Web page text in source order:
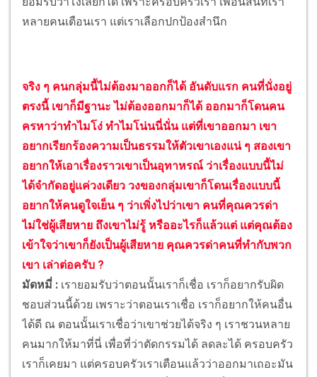
หลายคนเตือนเรา แต่เราเลือกปกป้องสำนึก
จริง ๆ คนกลุ่มนี้ไม่ต้องมาออกก็ได้ อันดับแรก คนที่นั่งอยู่
ตรงนี้ เขาก็มีฐานะ ไม่ต้องออกมาก็ได้ ออกมาก็โดนคน
ครหาว่าทำไมโง่ ทำไมโน่นนี่นั่น แต่ที่เขาออกมา เขา
อยากเรียกร้องความเป็นธรรมให้ตัวเขาเองแน่ ๆ สองเขา
อยากให้เอาเรื่องราวเขาเป็นอุทาหรณ์ ว่าเรื่องแบบนี้ไม่
ได้จำกัดอยู่แค่วงเดียว วงของกลุ่มเขาก็โดนเรื่องแบบนี้
อยากให้คนดูใจเย็น ๆ ว่าเพิ่งไปว่าเขา คนที่คุณควรด่า
ไม่ใช่ผู้เสียหาย ถึงเขาไม่รู้ หรืออะไรก็แล้วแต่ แต่คุณต้อง
เข้าใจว่าเขาก็ยังเป็นผู้เสียหาย คุณควรด่าคนที่ทำกับพวก
เขา เล่าต่อครับ ?
มัดหมี่ : เรายอมรับว่าตอนนั้นเราก็เชื่อ เราก็อยากรับผิด
ชอบส่วนนี้ด้วย เพราะว่าตอนเราเชื่อ เราก็อยากให้คนอื่น
ได้ดี ณ ตอนนั้นเราเชื่อว่าเขาช่วยได้จริง ๆ เราชวนหลาย
คนมากให้มาที่นี่ เพื่อที่ว่าตัดกรรมได้ ลดละได้ ครอบครัว
เราก็เคยมา แต่ครอบครัวเราเตือนแล้วว่าออกมาเถอะมัน